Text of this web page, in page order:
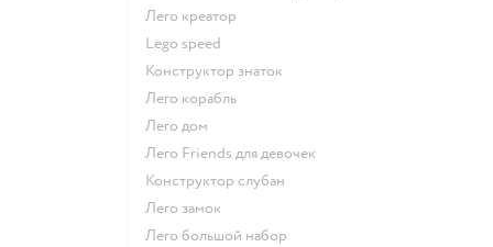
Лего креатор
Lego speed
Конструктор знаток
Лего корабль
Лего дом
Лего Friends для девочек
Конструктор слубан
Лего замок
Лего большой набор